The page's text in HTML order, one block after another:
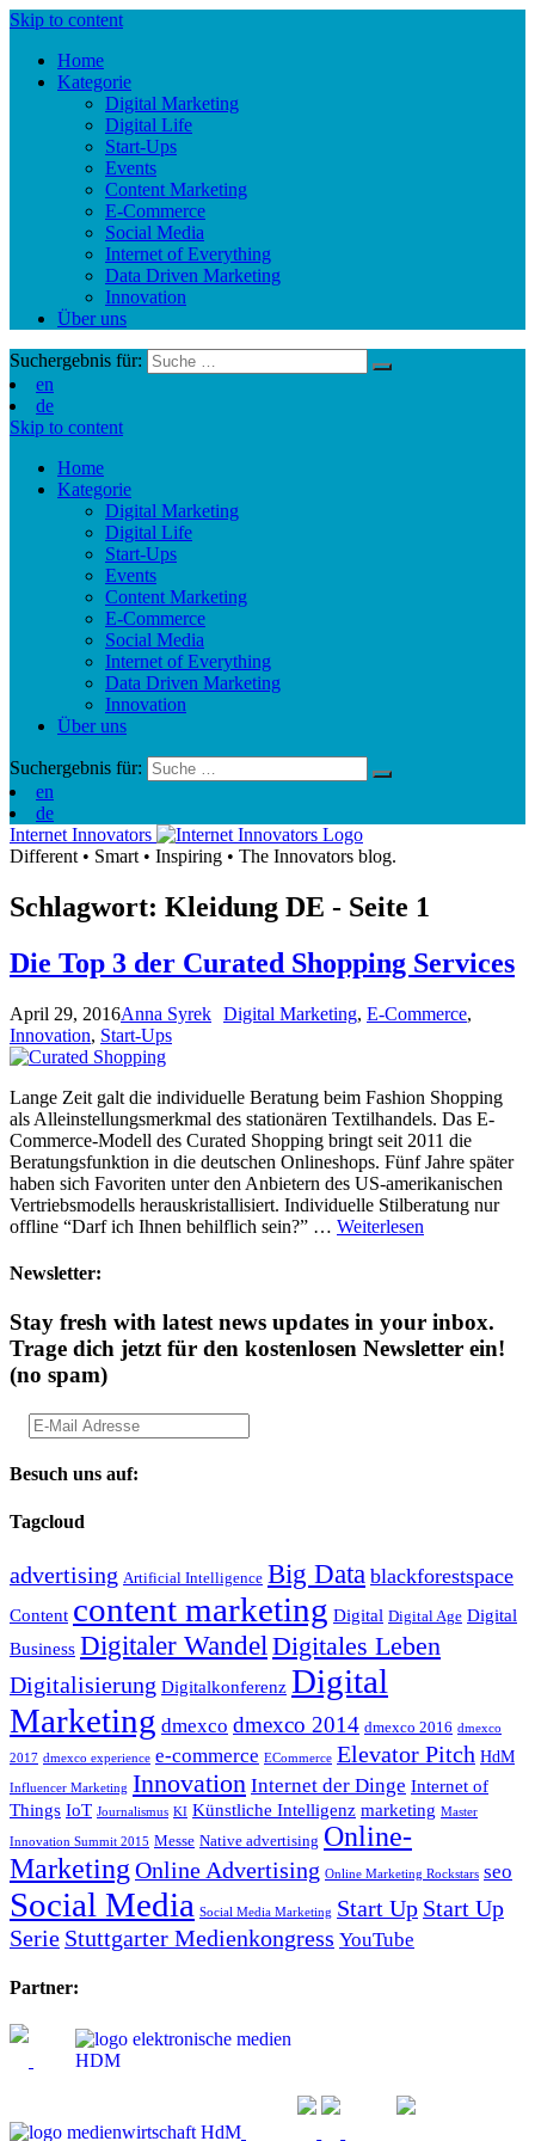
Skip to content
Home
Kategorie
Digital Marketing
Digital Life
Start-Ups
Events
Content Marketing
E-Commerce
Social Media
Internet of Everything
Data Driven Marketing
Innovation
Über uns
Suchergebnis für:
en
de
Skip to content
Home
Kategorie
Digital Marketing
Digital Life
Start-Ups
Events
Content Marketing
E-Commerce
Social Media
Internet of Everything
Data Driven Marketing
Innovation
Über uns
Suchergebnis für:
en
de
Internet Innovators
Different • Smart • Inspiring • The Innovators blog.
Schlagwort: Kleidung DE - Seite 1
Die Top 3 der Curated Shopping Services
April 29, 2016Anna Syrek Digital Marketing, E-Commerce,
Innovation, Start-Ups
Lange Zeit galt die individuelle Beratung beim Fashion Shopping
als Alleinstellungsmerkmal des stationären Textilhandels. Das E-
Commerce-Modell des Curated Shopping bringt seit 2011 die
Beratungsfunktion in die deutschen Onlineshops. Fünf Jahre später
haben sich Favoriten unter den Anbietern des US-amerikanischen
Vertriebsmodells herauskristallisiert. Individuelle Stilberatung nur
offline “Darf ich Ihnen behilflich sein?” … Weiterlesen
Newsletter:
Stay fresh with latest news updates in your inbox.
Trage dich jetzt für den kostenlosen Newsletter ein!
(no spam)
Besuch uns auf:
Tagcloud
advertising Artificial Intelligence Big Data blackforestspace
Content content marketing Digital Digital Age Digital
Business Digitaler Wandel Digitales Leben
Digitalisierung Digitalkonferenz Digital
Marketing dmexco dmexco 2014 dmexco 2016 dmexco
2017 dmexco experience e-commerce ECommerce Elevator Pitch HdM
Influencer Marketing Innovation Internet der Dinge Internet of
Things IoT Journalismus KI Künstliche Intelligenz marketing Master
Innovation Summit 2015 Messe Native advertising Online-
Marketing Online Advertising Online Marketing Rockstars seo
Social Media Social Media Marketing Start Up Start Up
Serie Stuttgarter Medienkongress YouTube
Partner: